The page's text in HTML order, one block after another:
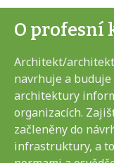
O profesní
Architekt/
navrhuje a
architektury
organizacích.
začleněny do
infrastruktury, a